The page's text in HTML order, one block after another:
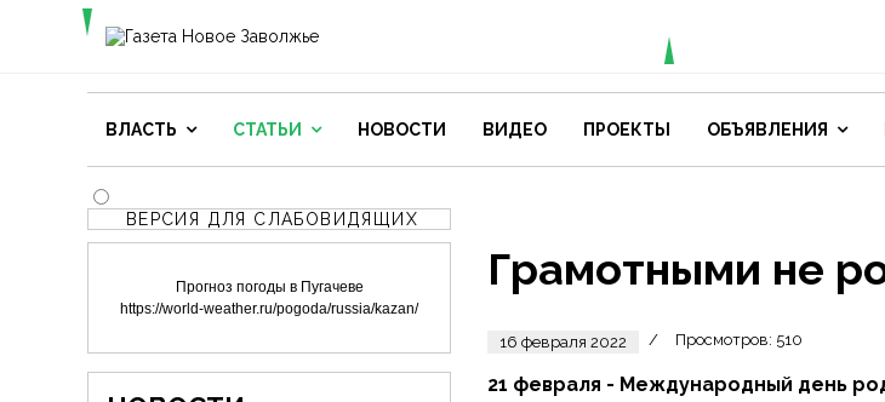
ВЛАСТЬ СТАТЬИ НОВОСТИ ВИДЕО ПРОЕКТЫ ОБЪЯВЛЕНИЯ
ВЕРСИЯ ДЛЯ СЛАБОВИДЯЩИХ
Прогноз погоды в Пугачеве
https://world-weather.ru/pogoda/russia/kazan/
Грамотными не
16 февраля 2022 Просмотров: 510
21 февраля - Международный день